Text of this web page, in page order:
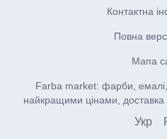
Контактна
Повна
Мапа
Farba market: фарби, емалі,
найкращими цінами, доставка
Укр